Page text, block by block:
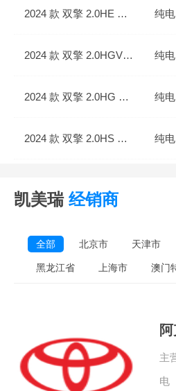
2024 款 双擎 2.0HE 精英版 纯电
2024 款 双擎 2.0HGVP 豪华版 纯电
2024 款 双擎 2.0HG 尊贵版 纯电
2024 款 双擎 2.0HS 运动版 纯电
凯美瑞 经销商
全部 北京市 天津市
黑龙江省 上海市 澳门
主